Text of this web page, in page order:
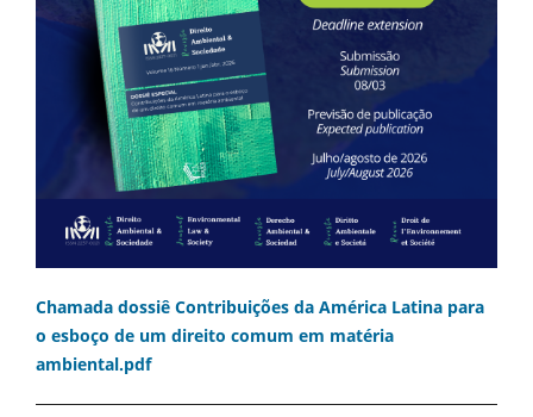
Chamada dossiê Contribuições da América Latina para
o esboço de um direito comum em matéria
ambiental.pdf